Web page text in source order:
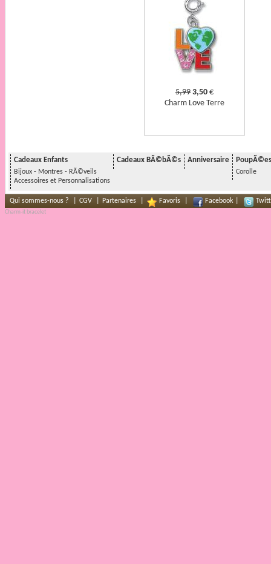
5,99 3,50 €
Charm Love Terre
Cadeaux Enfants
Bijoux - Montres - RÃ©veils
Accessoires et Personnalisations
Cadeaux BÃ©bÃ©s Anniversaire PoupÃ©es
Corolle
Qui sommes-nous ? CGV Partenaires Favoris Facebook
Charm-it bracelet